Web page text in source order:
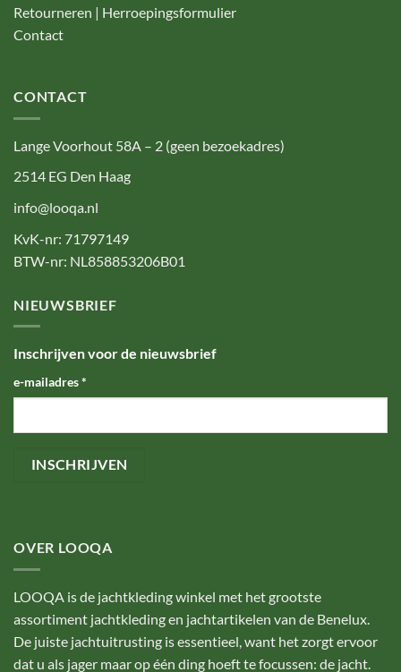
Retourneren | Herroepingsformulier
Contact
CONTACT
Lange Voorhout 58A – 2 (geen bezoekadres)
2514 EG Den Haag
info@looqa.nl
KvK-nr: 71797149
BTW-nr: NL858853206B01
NIEUWSBRIEF
Inschrijven voor de nieuwsbrief
e-mailadres*
OVER LOOQA
LOOQA is de jachtkleding winkel met het grootste
assortiment jachtkleding en jachtartikelen van de Benelux.
De juiste jachtuitrusting is essentieel, want het zorgt ervoor
dat u als jager maar op één ding hoeft te focussen: de jacht.